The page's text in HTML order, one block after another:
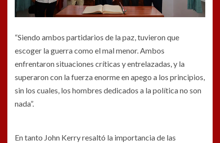
“Siendo ambos partidarios de la paz, tuvieron que
escoger la guerra como el mal menor. Ambos
enfrentaron situaciones críticas y entrelazadas, y la
superaron con la fuerza enorme en apego a los principios,
sin los cuales, los hombres dedicados a la política no son
nada”.
En tanto John Kerry resaltó la importancia de las